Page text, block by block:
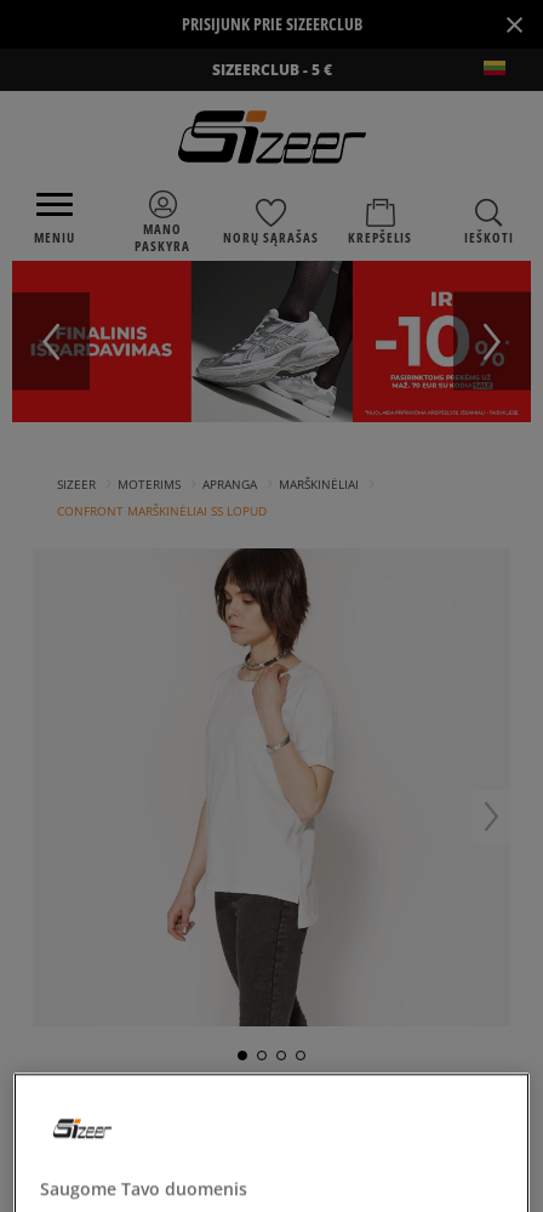
PRISIJUNK PRIE SIZEERCLUB ×
SIZEERCLUB - 5 €
MENIU
MANO
PASKYRA
NORŲ SĄRAŠAS KREPŠELIS IEŠKOTI
SIZEER MOTERIMS APRANGA MARŠKINĖLIAI
CONFRONT MARŠKINĖLIAI SS LOPUD
CONFRONT MARŠKINĖLIAI SS
moterims, marškinėliai
Saugome Tavo duomenis